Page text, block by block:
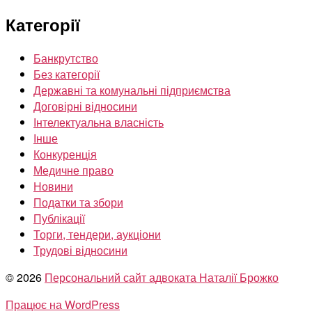
Категорії
Банкрутство
Без категорії
Державні та комунальні підприємства
Договірні відносини
Інтелектуальна власність
Інше
Конкуренція
Медичне право
Новини
Податки та збори
Публікації
Торги, тендери, аукціони
Трудові відносини
© 2026 Персональний сайт адвоката Наталії Брожко
Працює на WordPress